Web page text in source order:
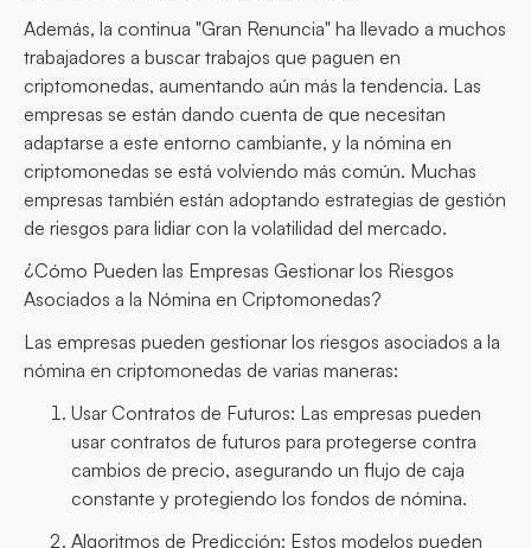
Además, la continua "Gran Renuncia" ha llevado a muchos
trabajadores a buscar trabajos que paguen en
criptomonedas, aumentando aún más la tendencia. Las
empresas se están dando cuenta de que necesitan
adaptarse a este entorno cambiante, y la nómina en
criptomonedas se está volviendo más común. Muchas
empresas también están adoptando estrategias de gestión
de riesgos para lidiar con la volatilidad del mercado.
¿Cómo Pueden las Empresas Gestionar los Riesgos
Asociados a la Nómina en Criptomonedas?
Las empresas pueden gestionar los riesgos asociados a la
nómina en criptomonedas de varias maneras:
Usar Contratos de Futuros: Las empresas pueden
usar contratos de futuros para protegerse contra
cambios de precio, asegurando un flujo de caja
constante y protegiendo los fondos de nómina.
Algoritmos de Predicción: Estos modelos pueden